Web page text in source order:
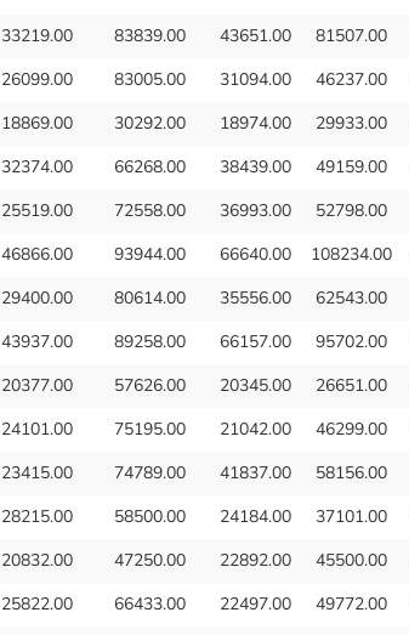
33219.00 83839.00 43651.00 81507.00
26099.00 83005.00 31094.00 46237.00
18869.00 30292.00 18974.00 29933.00
32374.00 66268.00 38439.00 49159.00
25519.00 72558.00 36993.00 52798.00
46866.00 93944.00 66640.00 108234.00
29400.00 80614.00 35556.00 62543.00
43937.00 89258.00 66157.00 95702.00
20377.00 57626.00 20345.00 26651.00
24101.00 75195.00 21042.00 46299.00
23415.00 74789.00 41837.00 58156.00
28215.00 58500.00 24184.00 37101.00
20832.00 47250.00 22892.00 45500.00
25822.00 66433.00 22497.00 49772.00